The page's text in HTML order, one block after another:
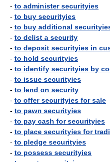
- to administer securityies
- to buy securityies
- to buy additional
- to delist a security
- to deposit securityies in
- to hold securityies
- to identify securityies by
- to issue securityies
- to lend on security
- to offer securityies for sale
- to pawn securityies
- to pay cash for securityies
- to place securityies for
- to pledge securityies
- to possess securityies